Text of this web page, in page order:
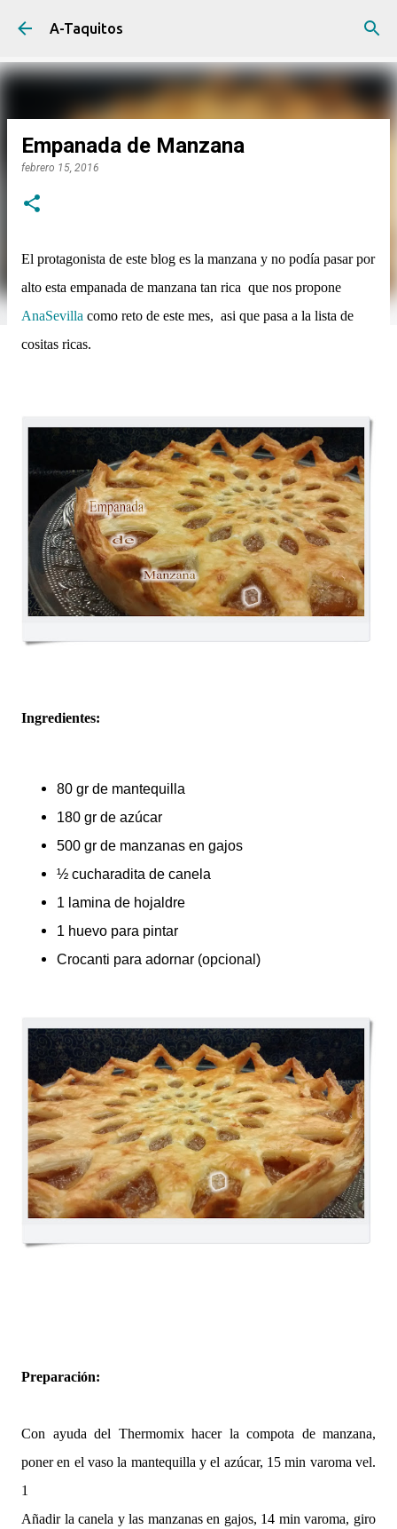
A-Taquitos
Empanada de Manzana
febrero 15, 2016
El protagonista de este blog es la manzana y no podía pasar por
alto esta empanada de manzana tan rica que nos propone
AnaSevilla como reto de este mes, asi que pasa a la lista de
cositas ricas.
Ingredientes:
80 gr de mantequilla
180 gr de azúcar
500 gr de manzanas en gajos
½ cucharadita de canela
1 lamina de hojaldre
1 huevo para pintar
Crocanti para adornar (opcional)
Preparación:
Con ayuda del Thermomix hacer la compota de manzana,
poner en el vaso la mantequilla y el azúcar, 15 min varoma vel.
1
Añadir la canela y las manzanas en gajos, 14 min varoma, giro